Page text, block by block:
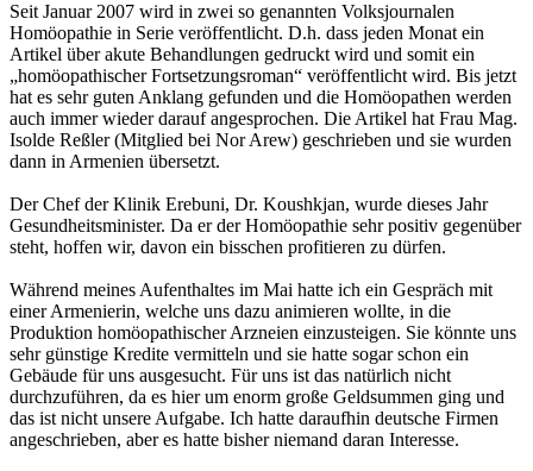
Seit Januar 2007 wird in zwei so genannten Volksjournalen
Homöopathie in Serie veröffentlicht. D.h. dass jeden Monat ein
Artikel über akute Behandlungen gedruckt wird und somit ein
„homöopathischer Fortsetzungsroman“ veröffentlicht wird. Bis jetzt
hat es sehr guten Anklang gefunden und die Homöopathen werden
auch immer wieder darauf angesprochen. Die Artikel hat Frau Mag.
Isolde Reßler (Mitglied bei Nor Arew) geschrieben und sie wurden
dann in Armenien übersetzt.
Der Chef der Klinik Erebuni, Dr. Koushkjan, wurde dieses Jahr
Gesundheitsminister. Da er der Homöopathie sehr positiv gegenüber
steht, hoffen wir, davon ein bisschen profitieren zu dürfen.
Während meines Aufenthaltes im Mai hatte ich ein Gespräch mit
einer Armenierin, welche uns dazu animieren wollte, in die
Produktion homöopathischer Arzneien einzusteigen. Sie könnte uns
sehr günstige Kredite vermitteln und sie hatte sogar schon ein
Gebäude für uns ausgesucht. Für uns ist das natürlich nicht
durchzuführen, da es hier um enorm große Geldsummen ging und
das ist nicht unsere Aufgabe. Ich hatte daraufhin deutsche Firmen
angeschrieben, aber es hatte bisher niemand daran Interesse.